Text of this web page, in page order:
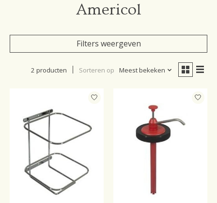
Americol
Filters weergeven
2 producten Sorteren op Meest bekeken